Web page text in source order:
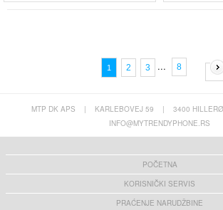
1 2 3 ... 8
MTP DK APS | KARLEBOVEJ 59 | 3400
INFO@MYTRENDYPHONE.RS
POČETNA
KORISNIČKI SERVIS
PRAĆENJE NARUDŽBINE